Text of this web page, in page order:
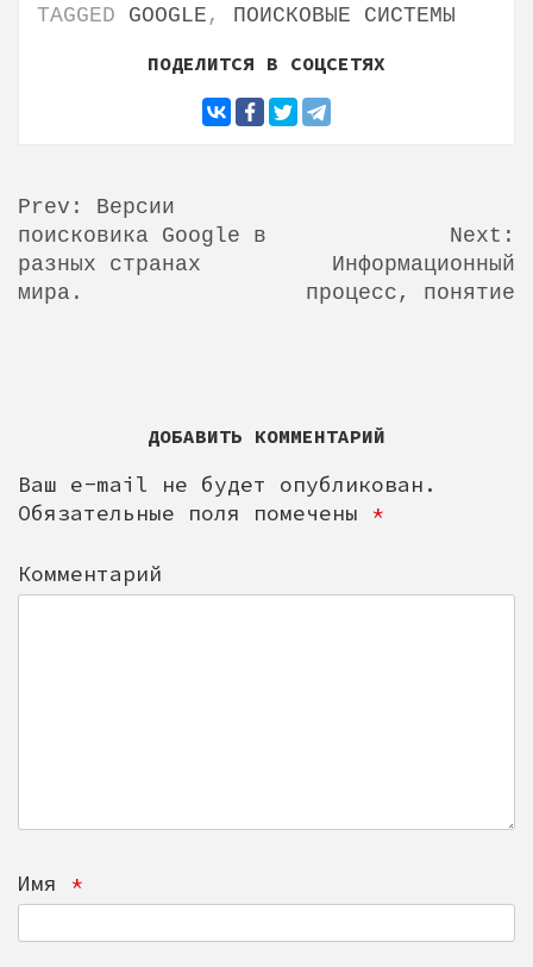
TAGGED GOOGLE , ПОИСКОВЫЕ СИСТЕМЫ
ПОДЕЛИТСЯ В СОЦСЕТЯХ
Н
А
Ц
И
Я
П
С
Я
М
Prev: Версии
поисковика Google в
разных странах
мира.
Next:
Информационный
процесс, понятие
ДОБАВИТЬ КОММЕНТАРИЙ
Ваш e-mail не будет опубликован.
Обязательные поля помечены *
Комментарий
Имя *